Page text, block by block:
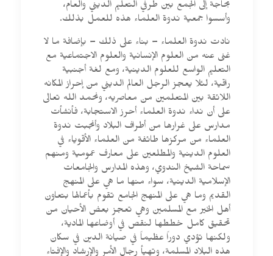
بحاجة إلى الجمع بين طرفي التعليم الديني والعام،
وأسسوا جمعية ندوة العلماء هذه للعمل بذلك.
نادت ندوة العلماء – بناء على ذلك – بإضافة ما لا
غنى عنه من العلوم الإنسانية والعلوم الاجتماعية مع
التعليم الواسع للعلوم الدينية، ومع لغة أجنبية
راقية، لئلا يعجز الرجل العالم الديني من إحراز المكانه
اللائقة بين المتعلمين من معاصريه، ونحمد الله تعالى
على أن نداء ندوة العلماء أحرز الاستجابة، فأنشأت
مدارس على غرارها من أطراف البلاد وأنجبت ندوة
العلماء من مركزها طائفة من العلماء الأقوياء في
العلوم الدينية والمطلعين على معارف عمومية ومنهم
سماحة الشيخ الندوي، وهذه المدارس والجامعات
الإسلامية الدينية، سواء منها ما هي على المنهج
القديم وما هي على المنهج الجامع تقوم بأعمالها بتعاون
أهل الخير مع المسلمين وهي تعجز بعض الأحيان من
تحقيق كامل خططها لنقص في أوضاعها المادية،
ولكنها تؤدي دوراً عظيماً في صيانة الدين في سكان
هذه البلاد المسلمة، وتهيأ رجال الأمر والإرشاد والإفتاء